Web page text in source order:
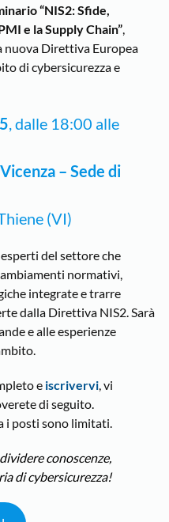
“NIS2: Sfide,
e la Supply Chain”,
nuova Direttiva Europea
di cybersicurezza e
, dalle 18:00 alle
– Sede di
(VI)
del settore che
normativi,
integrate e trarre
dalla Direttiva NIS2. Sarà
e alle esperienze
e iscrivervi, vi
di seguito.
i posti sono limitati.
conoscenze,
di cybersicurezza!